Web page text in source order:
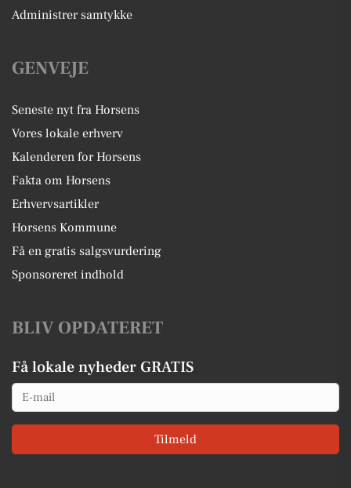
Administrer samtykke
GENVEJE
Seneste nyt fra Horsens
Vores lokale erhverv
Kalenderen for Horsens
Fakta om Horsens
Erhvervsartikler
Horsens Kommune
Få en gratis salgsvurdering
Sponsoreret indhold
BLIV OPDATERET
Få lokale nyheder GRATIS
Email
Tilmeld